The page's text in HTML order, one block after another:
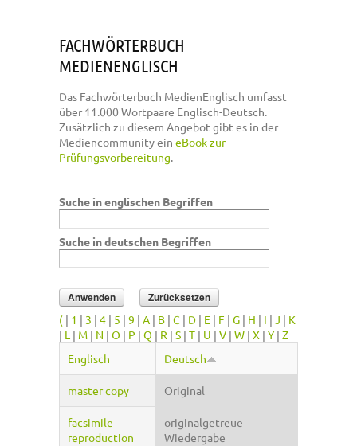
FACHWÖRTERBUCH
MEDIENENGLISCH
Das Fachwörterbuch MedienEnglisch umfasst
über 11.000 Wortpaare Englisch-Deutsch.
Zusätzlich zu diesem Angebot gibt es in der
Mediencommunity ein eBook zur
Prüfungsvorbereitung.
Suche in englischen Begriffen
Suche in deutschen Begriffen
( | 1 | 3 | 4 | 5 | 9 | A | B | C | D | E | F | G | H | I | J | K
| L | M | N | O | P | Q | R | S | T | U | V | W | X | Y | Z
Englisch
Deutsch
master copy Original
facsimile
reproduction
originalgetreue
Wiedergabe